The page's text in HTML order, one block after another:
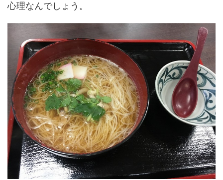
心理なんでしょう。